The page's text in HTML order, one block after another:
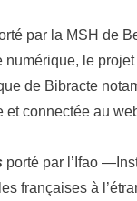
par la MSH de
le
de Bibracte
et connectée au
porté par l’Ifao
françaises à